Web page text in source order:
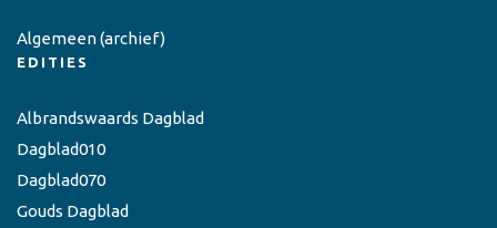
Algemeen(archief)
EDITIES
Albrandswaards Dagblad
Dagblad010
Dagblad070
Gouds Dagblad